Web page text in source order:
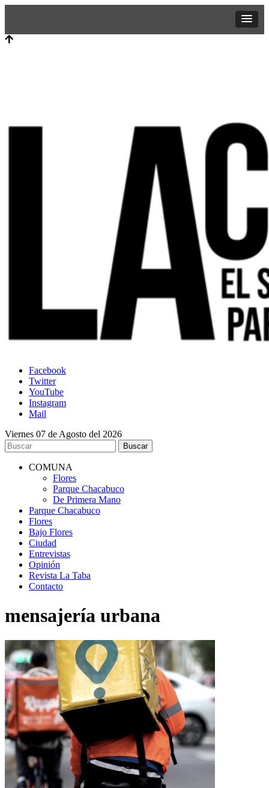
Facebook
Twitter
YouTube
Instagram
Mail
Viernes 07 de Agosto del 2026
COMUNA
Flores
Parque Chacabuco
De Primera Mano
Parque Chacabuco
Flores
Bajo Flores
Ciudad
Entrevistas
Opinión
Revista La Taba
Contacto
mensajería urbana